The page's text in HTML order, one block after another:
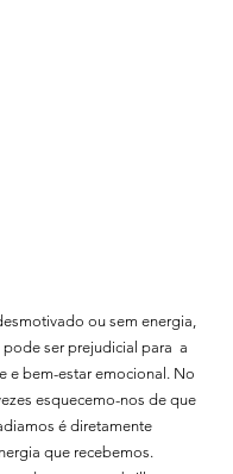
ou sem energia,
ser prejudicial para  a
e bem-estar emocional. No
esquecemo-nos de que
é diretamente
que recebemos.